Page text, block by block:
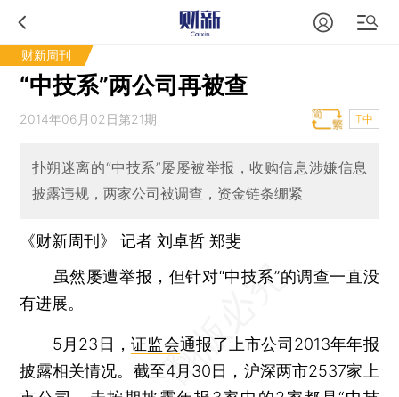
财新周刊
“中技系”两公司再被查
2014年06月02日第21期 T中
扑朔迷离的“中技系”屡屡被举报，收购信息涉嫌信息
披露违规，两家公司被调查，资金链条绷紧
《财新周刊》 记者刘卓哲 郑斐
虽然屡遭举报，但针对“中技系”的调查一直没
有进展。
5月23日，证监会通报了上市公司2013年年报
披露相关情况。截至4月30日，沪深两市2537家上